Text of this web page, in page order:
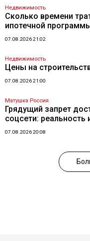
Недвижимость
Сколько времени
ипотечной
07.08.2026 21:02
Недвижимость
Цены на
07.08.2026 21:00
Матушка Россия
Грядущий запрет
соцсети: реальность
07.08.2026 20:08